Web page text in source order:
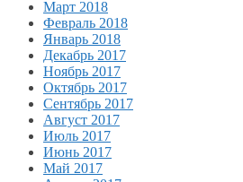
Март 2018
Февраль 2018
Январь 2018
Декабрь 2017
Ноябрь 2017
Октябрь 2017
Сентябрь 2017
Август 2017
Июль 2017
Июнь 2017
Май 2017